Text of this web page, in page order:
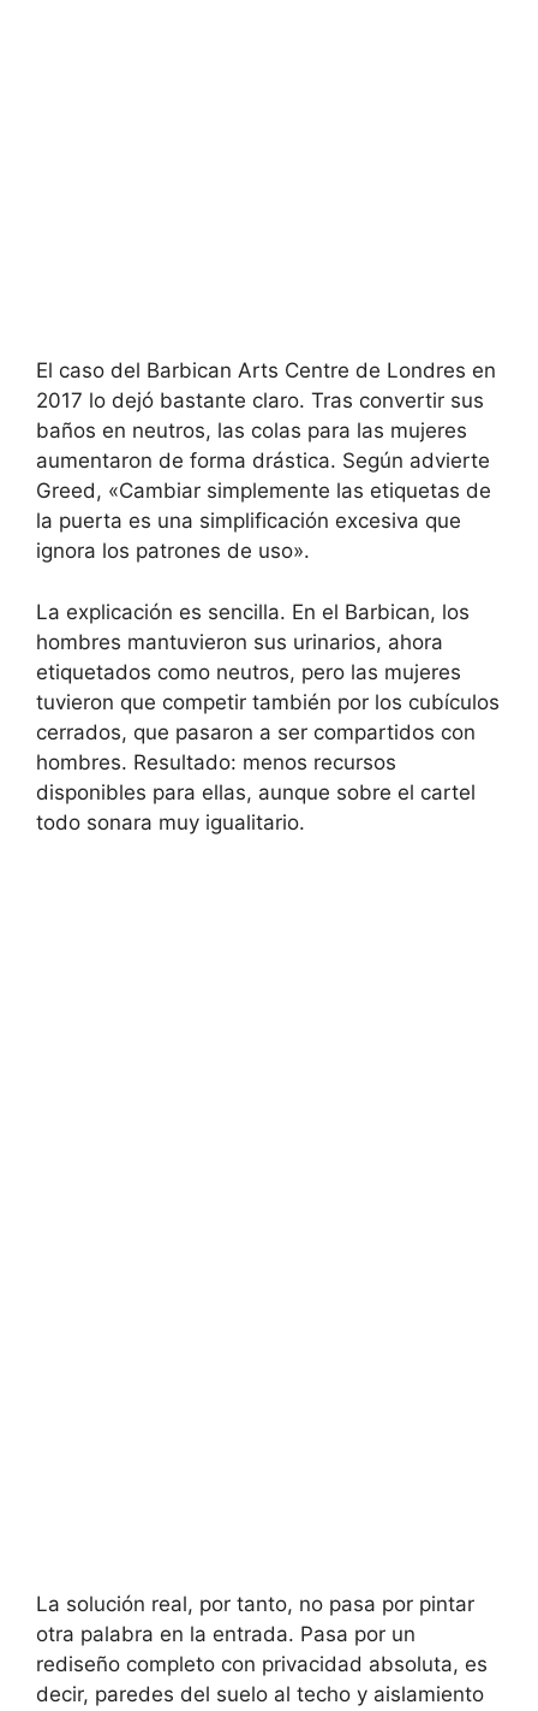
El caso del Barbican Arts Centre de Londres en
2017 lo dejó bastante claro. Tras convertir sus
baños en neutros, las colas para las mujeres
aumentaron de forma drástica. Según advierte
Greed, «Cambiar simplemente las etiquetas de
la puerta es una simplificación excesiva que
ignora los patrones de uso».
La explicación es sencilla. En el Barbican, los
hombres mantuvieron sus urinarios, ahora
etiquetados como neutros, pero las mujeres
tuvieron que competir también por los cubículos
cerrados, que pasaron a ser compartidos con
hombres. Resultado: menos recursos
disponibles para ellas, aunque sobre el cartel
todo sonara muy igualitario.
La solución real, por tanto, no pasa por pintar
otra palabra en la entrada. Pasa por un
rediseño completo con privacidad absoluta, es
decir, paredes del suelo al techo y aislamiento